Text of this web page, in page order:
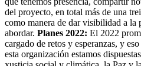
del proyecto, en total más de una
como manera de dar visibilidad a la
abordar. Planes 2022: El 2022
cargado de retos y esperanzas, y
esta organización estamos